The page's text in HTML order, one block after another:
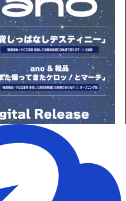
MOVIE
あのちゃん新
聞
CHAT
ニャンオェ占
い
デンマウちゅ
～選会
あのゲっちゅ
JOIN LOGIN